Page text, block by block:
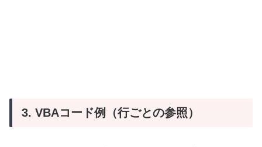
3. VBAコード例（行ごとの参照）